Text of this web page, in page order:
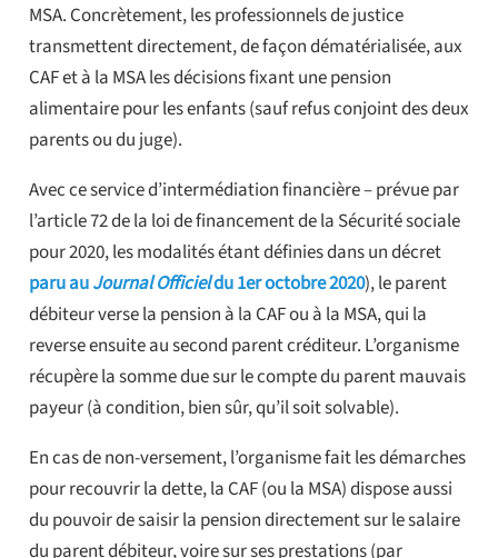
MSA. Concrètement, les professionnels de justice
transmettent directement, de façon dématérialisée, aux
CAF et à la MSA les décisions fixant une pension
alimentaire pour les enfants (sauf refus conjoint des deux
parents ou du juge).
Avec ce service d’intermédiation financière – prévue par
l’article 72 de la loi de financement de la Sécurité sociale
pour 2020, les modalités étant définies dans un décret
paru auJournal Officieldu 1er octobre 2020), le parent
débiteur verse la pension à la CAF ou à la MSA, qui la
reverse ensuite au second parent créditeur. L’organisme
récupère la somme due sur le compte du parent mauvais
payeur (à condition, bien sûr, qu’il soit solvable).
En cas de non-versement, l’organisme fait les démarches
pour recouvrir la dette, la CAF (ou la MSA) dispose aussi
du pouvoir de saisir la pension directement sur le salaire
du parent débiteur, voire sur ses prestations (par